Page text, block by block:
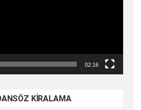
02:16
KİRALAMA